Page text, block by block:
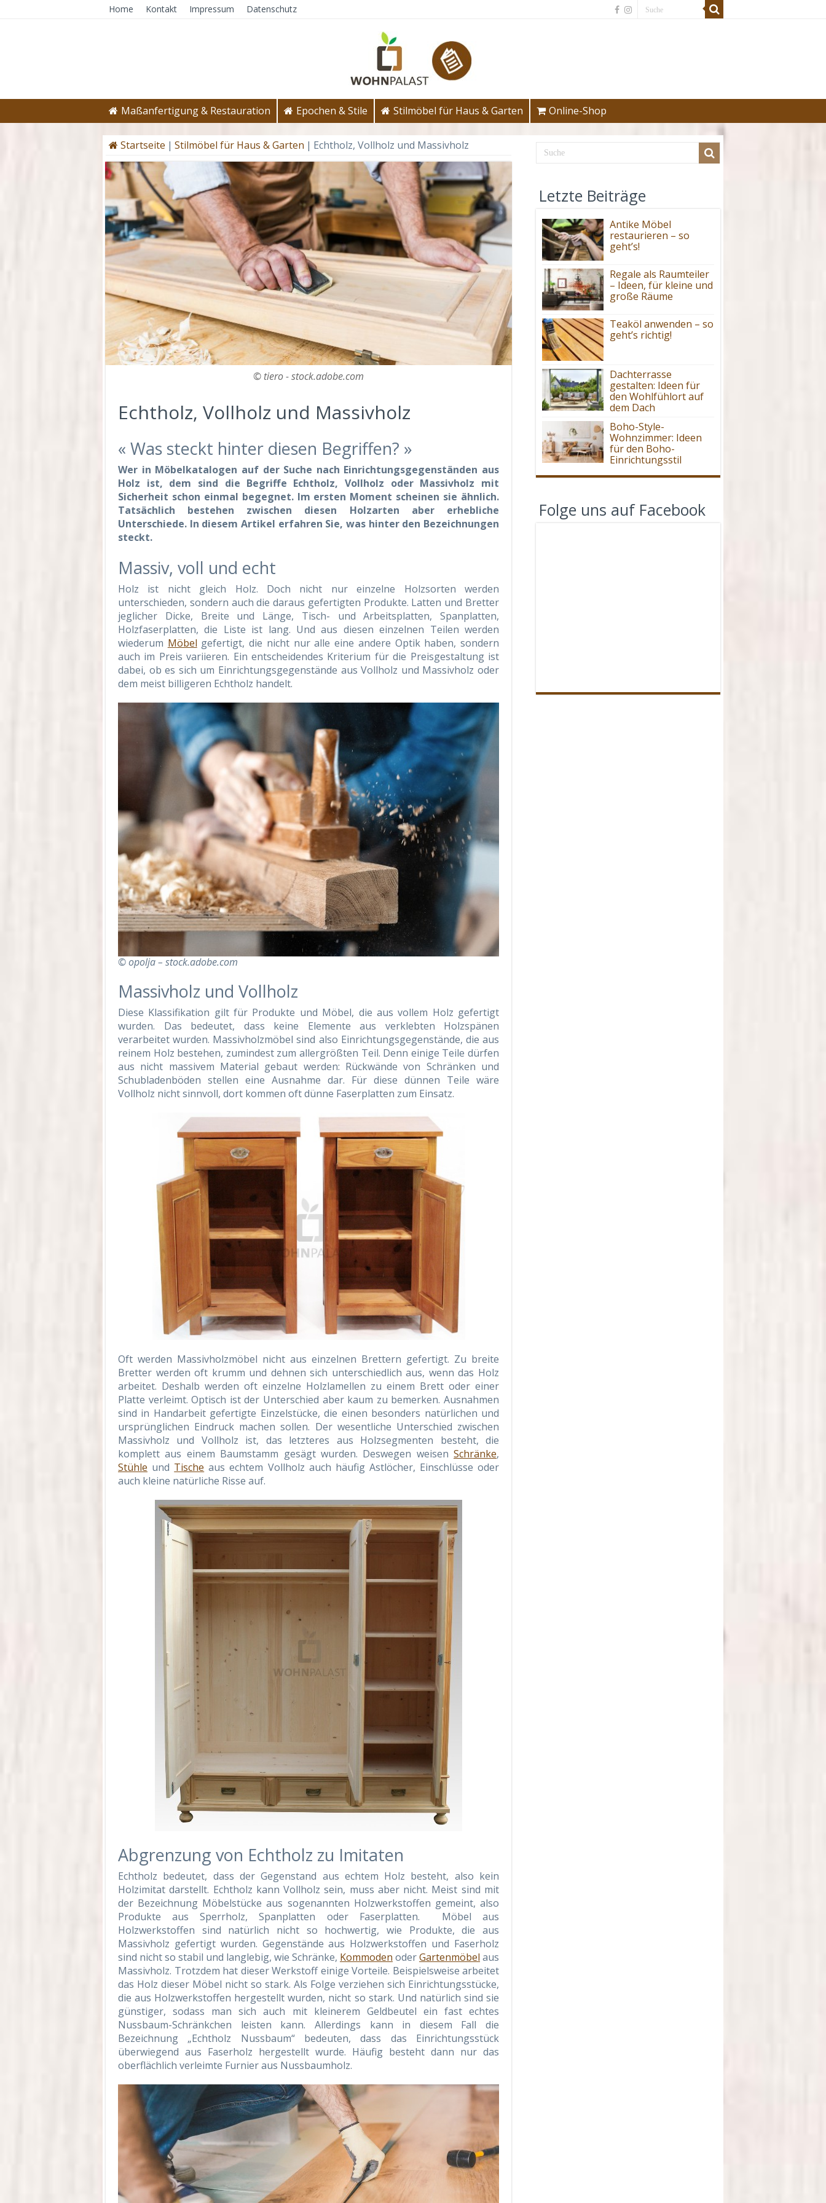
Home Kontakt Impressum Datenschutz
Maßanfertigung & Restauration Epochen & Stile Stilmöbel für Haus & Garten Online-Shop
Startseite | Stilmöbel für Haus & Garten | Echtholz, Vollholz und Massivholz
© tiero - stock.adobe.com
Echtholz, Vollholz und Massivholz
« Was steckt hinter diesen Begriffen? »
Wer in Möbelkatalogen auf der Suche nach Einrichtungsgegenständen aus
Holz ist, dem sind die Begriffe Echtholz, Vollholz oder Massivholz mit
Sicherheit schon einmal begegnet. Im ersten Moment scheinen sie ähnlich.
Tatsächlich bestehen zwischen diesen Holzarten aber erhebliche
Unterschiede. In diesem Artikel erfahren Sie, was hinter den Bezeichnungen
steckt.
Massiv, voll und echt
Holz ist nicht gleich Holz. Doch nicht nur einzelne Holzsorten werden
unterschieden, sondern auch die daraus gefertigten Produkte. Latten und Bretter
jeglicher Dicke, Breite und Länge, Tisch- und Arbeitsplatten, Spanplatten,
Holzfaserplatten, die Liste ist lang. Und aus diesen einzelnen Teilen werden
wiederum Möbel gefertigt, die nicht nur alle eine andere Optik haben, sondern
auch im Preis variieren. Ein entscheidendes Kriterium für die Preisgestaltung ist
dabei, ob es sich um Einrichtungsgegenstände aus Vollholz und Massivholz oder
dem meist billigeren Echtholz handelt.
© opolja – stock.adobe.com
Massivholz und Vollholz
Diese Klassifikation gilt für Produkte und Möbel, die aus vollem Holz gefertigt
wurden. Das bedeutet, dass keine Elemente aus verklebten Holzspänen
verarbeitet wurden. Massivholzmöbel sind also Einrichtungsgegenstände, die aus
reinem Holz bestehen, zumindest zum allergrößten Teil. Denn einige Teile dürfen
aus nicht massivem Material gebaut werden: Rückwände von Schränken und
Schubladenböden stellen eine Ausnahme dar. Für diese dünnen Teile wäre
Vollholz nicht sinnvoll, dort kommen oft dünne Faserplatten zum Einsatz.
Oft werden Massivholzmöbel nicht aus einzelnen Brettern gefertigt. Zu breite
Bretter werden oft krumm und dehnen sich unterschiedlich aus, wenn das Holz
arbeitet. Deshalb werden oft einzelne Holzlamellen zu einem Brett oder einer
Platte verleimt. Optisch ist der Unterschied aber kaum zu bemerken. Ausnahmen
sind in Handarbeit gefertigte Einzelstücke, die einen besonders natürlichen und
ursprünglichen Eindruck machen sollen. Der wesentliche Unterschied zwischen
Massivholz und Vollholz ist, das letzteres aus Holzsegmenten besteht, die
komplett aus einem Baumstamm gesägt wurden. Deswegen weisen Schränke,
Stühle und Tische aus echtem Vollholz auch häufig Astlöcher, Einschlüsse oder
auch kleine natürliche Risse auf.
Abgrenzung von Echtholz zu Imitaten
Echtholz bedeutet, dass der Gegenstand aus echtem Holz besteht, also kein
Holzimitat darstellt. Echtholz kann Vollholz sein, muss aber nicht. Meist sind mit
der Bezeichnung Möbelstücke aus sogenannten Holzwerkstoffen gemeint, also
Produkte aus Sperrholz, Spanplatten oder Faserplatten. Möbel aus
Holzwerkstoffen sind natürlich nicht so hochwertig, wie Produkte, die aus
Massivholz gefertigt wurden. Gegenstände aus Holzwerkstoffen und Faserholz
sind nicht so stabil und langlebig, wie Schränke, Kommoden oderGartenmöbel aus
Massivholz. Trotzdem hat dieser Werkstoff einige Vorteile. Beispielsweise arbeitet
das Holz dieser Möbel nicht so stark. Als Folge verziehen sich Einrichtungsstücke,
die aus Holzwerkstoffen hergestellt wurden, nicht so stark. Und natürlich sind sie
günstiger, sodass man sich auch mit kleinerem Geldbeutel ein fast echtes
Nussbaum-Schränkchen leisten kann. Allerdings kann in diesem Fall die
Bezeichnung „Echtholz Nussbaum“ bedeuten, dass das Einrichtungsstück
überwiegend aus Faserholz hergestellt wurde. Häufig besteht dann nur das
oberflächlich verleimte Furnier aus Nussbaumholz.
Letzte Beiträge
Antike Möbel
restaurieren – so
geht’s!
Regale als Raumteiler
– Ideen, für kleine und
große Räume
Teaköl anwenden – so
geht’s richtig!
Dachterrasse
gestalten: Ideen für
den Wohlfühlort auf
dem Dach
Boho-Style-
Wohnzimmer: Ideen
für den Boho-
Einrichtungsstil
Folge uns auf Facebook